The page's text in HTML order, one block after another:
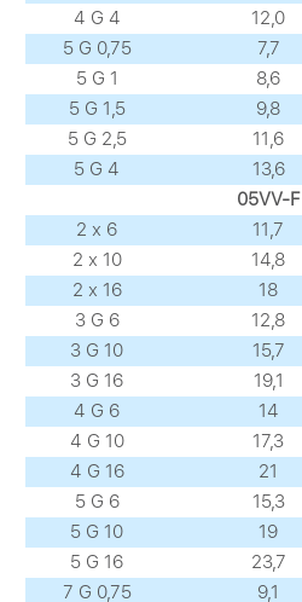
4 G 4
12,0
5 G 0,75
7,7
5 G 1
8,6
5 G 1,5
9,8
5 G 2,5
11,6
5 G 4
13,6
05VV-F
2 х 6
11,7
2 х 10
14,8
2 х 16
18
3 G 6
12,8
3 G 10
15,7
3 G 16
19,1
4 G 6
14
4 G 10
17,3
4 G 16
21
5 G 6
15,3
5 G 10
19
5 G 16
23,7
7 G 0,75
9,1